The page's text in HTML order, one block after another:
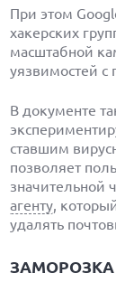
При этом
хакерских
масштабной
уязвимостей
В документе
ставшим
позволяет
значительной
агенту,
удалять
ЗАМОРОЗКА